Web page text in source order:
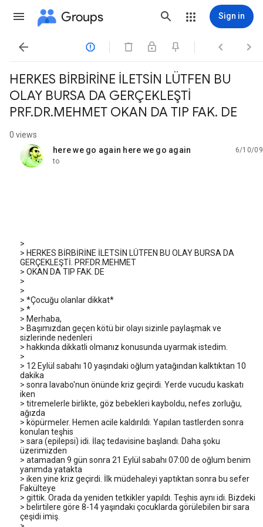
Groups Sign in
   
HERKES BİRBİRİNE İLETSİN LÜTFEN BU
OLAY BURSA DA GERÇEKLEŞTİ
PRF.DR.MEHMET OKAN DA TIP FAK. DE
0 views
here we go again here we go again
unread,
6/10/09
to
>
> HERKES BİRBİRİNE İLETSİN LÜTFEN BU OLAY BURSA DA
GERÇEKLEŞTİ. PRF.DR.MEHMET
> OKAN DA TIP FAK. DE
>
>
> *Çocuğu olanlar dikkat*
> *
> Merhaba,
> Başımızdan geçen kötü bir olayı sizinle paylaşmak ve
sizlerinde nedenleri
> hakkında dikkatli olmanız konusunda uyarmak istedim.
>
> 12 Eylül sabahı 10 yaşındaki oğlum yatağından kalktıktan 10
dakika
> sonra lavabo'nun önünde kriz geçirdi. Yerde vucudu kaskatı
iken
> titremelerle birlikte, göz bebekleri kayboldu, nefes zorluğu,
ağızda
> köpürmeler. Hemen acile kaldırıldı. Yapılan tastlerden sonra
konulan teşhis
> sara (epilepsi) idi. İlaç tedavisine başlandı. Daha şoku
üzerimizden
> atamadan 9 gün sonra 21 Eylül sabahı 07:00 de oğlum benim
yanımda yatakta
> iken yine kriz geçirdi. İlk müdehaleyi yaptıktan sonra bu sefer
Fakülteye
> gittik. Orada da yeniden tetkikler yapıldı. Teşhis aynı idi. Bizdeki
> belirtilere göre 8-14 yaşındaki çocuklarda görülebilen bir sara
çeşidi imiş.